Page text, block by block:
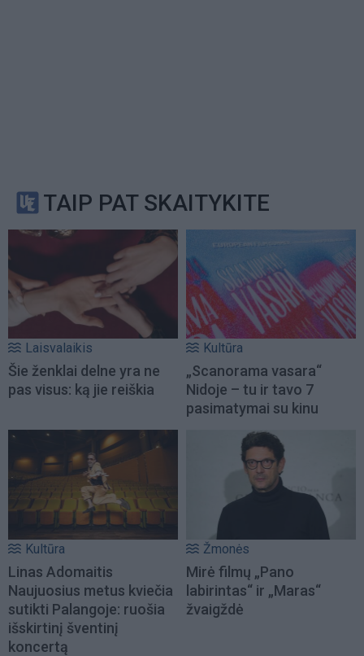
TAIP PAT SKAITYKITE
Laisvalaikis
Šie ženklai delne yra ne
pas visus: ką jie reiškia
Kultūra
„Scanorama vasara“
Nidoje – tu ir tavo 7
pasimatymai su kinu
Kultūra
Linas Adomaitis
Naujuosius metus kviečia
sutikti Palangoje: ruošia
išskirtinį šventinį
koncertą
Žmonės
Mirė filmų „Pano
labirintas“ ir „Maras“
žvaigždė